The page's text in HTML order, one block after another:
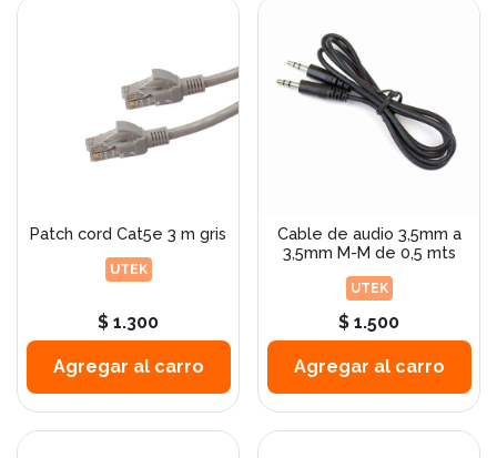
Patch cord Cat5e 3 m gris
UTEK
$ 1.300
Agregar al carro
Cable de audio 3,5mm a
3,5mm M-M de 0,5 mts
UTEK
$ 1.500
Agregar al carro